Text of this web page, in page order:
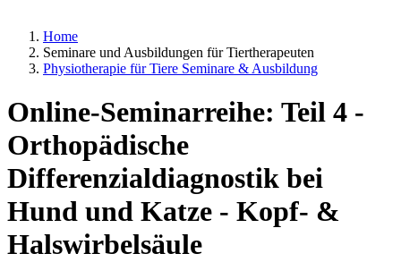
Home
Seminare und Ausbildungen für Tiertherapeuten
Physiotherapie für Tiere Seminare & Ausbildung
Online-Seminarreihe: Teil 4 -
Orthopädische
Differenzialdiagnostik bei
Hund und Katze - Kopf- &
Halswirbelsäule